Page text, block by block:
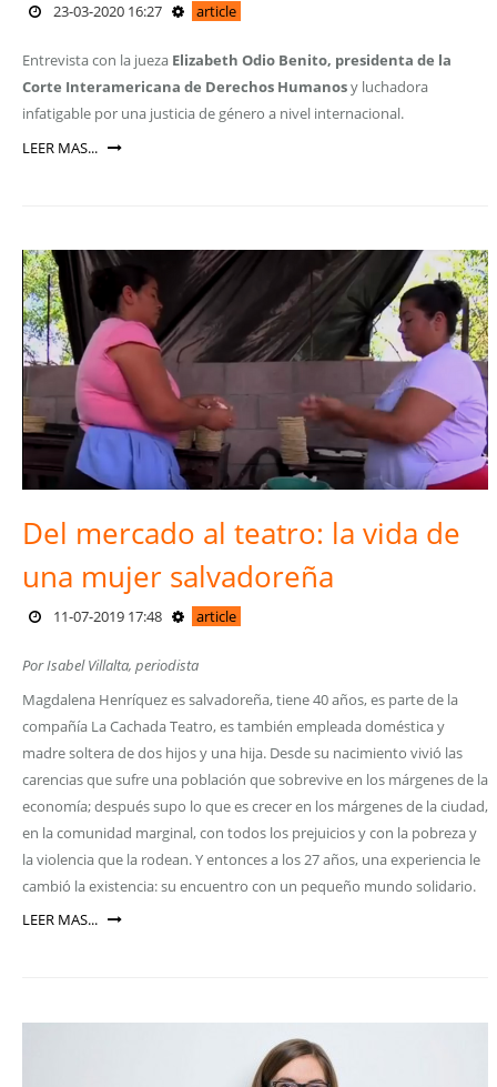
23-03-2020 16:27 article
Entrevista con la jueza Elizabeth Odio Benito, presidenta de la
Corte Interamericana de Derechos Humanosy luchadora
infatigable por una justicia de género a nivel internacional.
LEER MAS...
Del mercado al teatro: la vida de
una mujer salvadoreña
11-07-2019 17:48 article
Por Isabel Villalta, periodista
Magdalena Henríquez es salvadoreña, tiene 40 años, es parte de la
compañía La Cachada Teatro, es también empleada doméstica y
madre soltera de dos hijos y una hija. Desde su nacimiento vivió las
carencias que sufre una población que sobrevive en los márgenes de la
economía; después supo lo que es crecer en los márgenes de la ciudad,
en la comunidad marginal, con todos los prejuicios y con la pobreza y
la violencia que la rodean. Y entonces a los 27 años, una experiencia le
cambió la existencia: su encuentro con un pequeño mundo solidario.
LEER MAS...